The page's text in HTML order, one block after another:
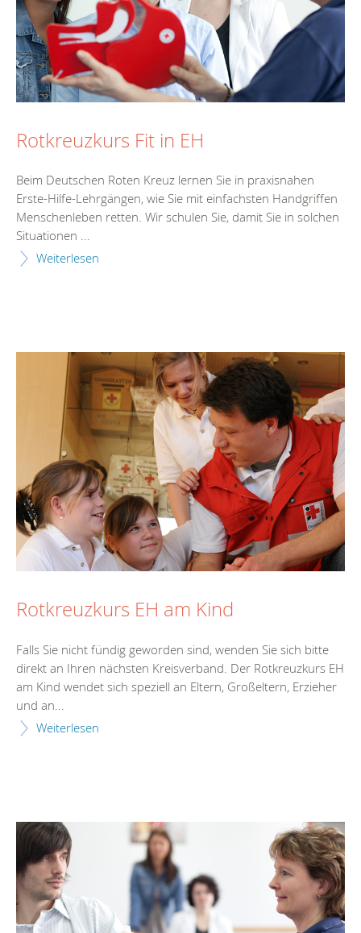
Rotkreuzkurs Fit in EH
Beim Deutschen Roten Kreuz lernen Sie in praxisnahen
Erste-Hilfe-Lehrgängen, wie Sie mit einfachsten Handgriffen
Menschenleben retten. Wir schulen Sie, damit Sie in solchen
Situationen ...
Weiterlesen
Rotkreuzkurs EH am Kind
Falls Sie nicht fündig geworden sind, wenden Sie sich bitte
direkt an Ihren nächsten Kreisverband. Der Rotkreuzkurs EH
am Kind wendet sich speziell an Eltern, Großeltern, Erzieher
und an...
Weiterlesen